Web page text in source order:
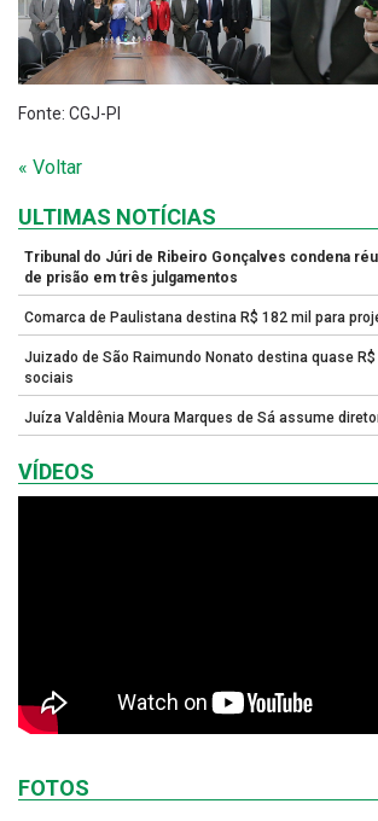
Fonte: CGJ-PI
« Voltar
ULTIMAS NOTÍCIAS
Tribunal do Júri de Ribeiro Gonçalves condena
de prisão em três julgamentos
Comarca de Paulistana destina R$ 182 mil para
Juizado de São Raimundo Nonato destina quase
sociais
Juíza Valdênia Moura Marques de Sá assume
VÍDEOS
FOTOS